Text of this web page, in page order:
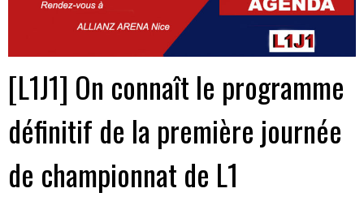
[L1J1] On connaît le programme
définitif de la première journée
de championnat de L1